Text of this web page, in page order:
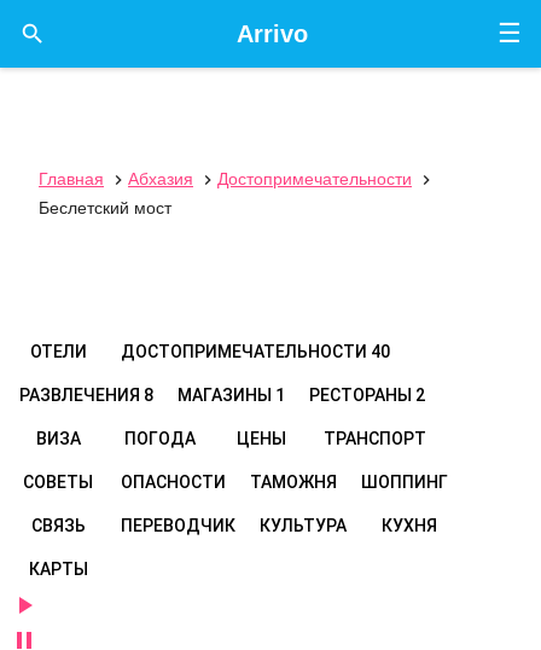
☰
Arrivo

Главная  Абхазия  Достопримечательности

Беслетский мост
ОТЕЛИ ДОСТОПРИМЕЧАТЕЛЬНОСТИ 40
РАЗВЛЕЧЕНИЯ 8 МАГАЗИНЫ 1 РЕСТОРАНЫ 2
ВИЗА ПОГОДА ЦЕНЫ ТРАНСПОРТ
СОВЕТЫ ОПАСНОСТИ ТАМОЖНЯ ШОППИНГ
СВЯЗЬ ПЕРЕВОДЧИК КУЛЬТУРА КУХНЯ
КАРТЫ

